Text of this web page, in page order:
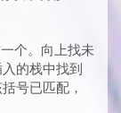
个。向上找未
的栈中找到
号已匹配，